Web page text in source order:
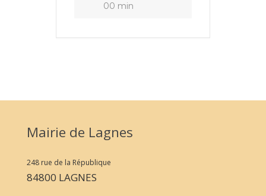
00 min
Mairie de Lagnes
248 rue de la République
84800 LAGNES